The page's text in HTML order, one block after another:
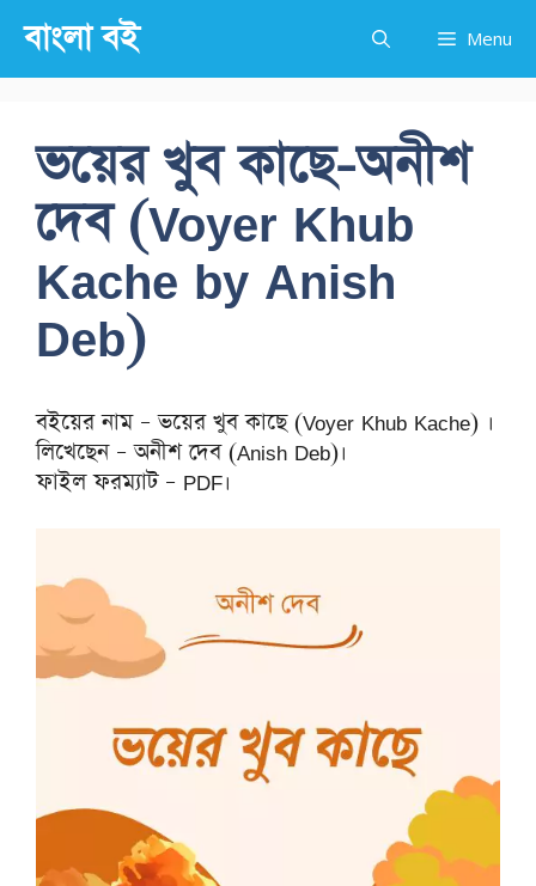
content
বাংলা বই Menu
ভয়ের খুব কাছে-অনীশ
দেব (Voyer Khub
Kache by Anish
Deb)
বইয়ের নাম – ভয়ের খুব কাছে (Voyer Khub Kache) ।
লিখেছেন – অনীশ দেব (Anish Deb)।
ফাইল ফরম্যাট – PDF।